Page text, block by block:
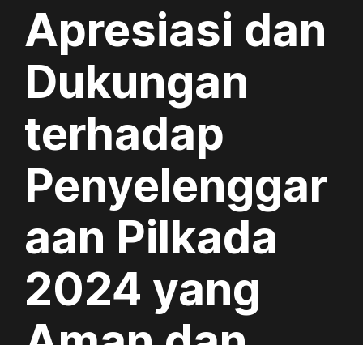
Apresiasi dan
Dukungan
terhadap
Penyelenggar
aan Pilkada
2024 yang